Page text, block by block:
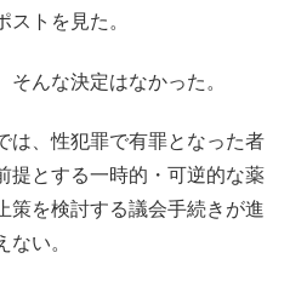
ストを見た。
んな決定はなかった。
は、性犯罪で有罪となった者
提とする一時的・可逆的な薬
策を検討する議会手続きが進
ない。